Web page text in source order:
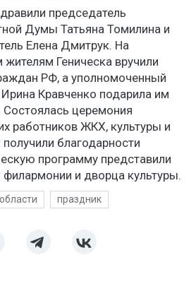
председатель
Думы Татьяна Томилина и
Елена Дмитрук. На
Геническа вручили
РФ, а уполномоченный
Кравченко подарила им
церемония
работников ЖКХ, культуры и
благодарности
программу представили
филармонии и дворца культуры.
праздник